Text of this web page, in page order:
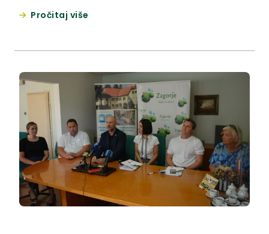
127/19 i 155/23), postupajući sukladno zahtjevu za
Pročitaj više